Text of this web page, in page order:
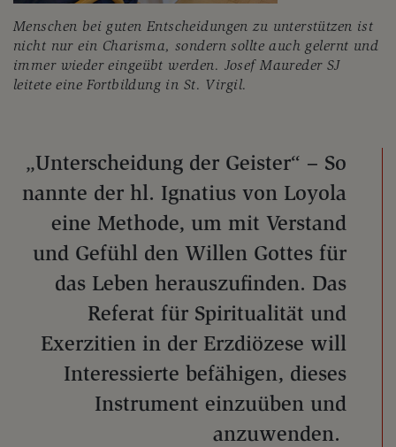
Menschen bei guten Entscheidungen zu unterstützen ist
nicht nur ein Charisma, sondern sollte auch gelernt und
immer wieder eingeübt werden. Josef Maureder SJ
leitete eine Fortbildung in St. Virgil.
„Unterscheidung der Geister“ – So
nannte der hl. Ignatius von Loyola
eine Methode, um mit Verstand
und Gefühl den Willen Gottes für
das Leben herauszufinden. Das
Referat für Spiritualität und
Exerzitien in der Erzdiözese will
Interessierte befähigen, dieses
Instrument einzuüben und
anzuwenden.